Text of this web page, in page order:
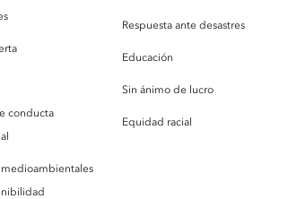
conducta
medioambientales
Respuesta ante desastres
Educación
Sin ánimo de lucro
Equidad racial